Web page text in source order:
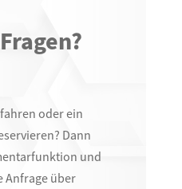
oder ein
Dann
und
Anfrage über